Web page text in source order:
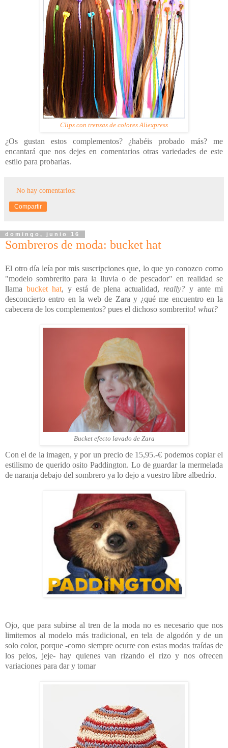
Clips con trenzas de colores Aliexpress
¿Os gustan estos complementos? ¿habéis probado más? me
encantará que nos dejes en comentarios otras variedades de este
estilo para probarlas.
No hay comentarios:
Compartir
domingo, junio 16
Sombreros de moda: bucket hat
El otro día leía por mis suscripciones que, lo que yo conozco como
"modelo sombrerito para la lluvia o de pescador" en realidad se
llama bucket hat, y está de plena actualidad, really?y ante mi
desconcierto entro en la web de Zara y ¿qué me encuentro en la
cabecera de los complementos? pues el dichoso sombrerito! what?
Bucket efecto lavado de Zara
Con el de la imagen, y por un precio de 15,95.-€ podemos copiar el
estilismo de querido osito Paddington. Lo de guardar la mermelada
de naranja debajo del sombrero ya lo dejo a vuestro libre albedrío.
Ojo, que para subirse al tren de la moda no es necesario que nos
limitemos al modelo más tradicional, en tela de algodón y de un
solo color, porque -como siempre ocurre con estas modas traídas de
los pelos, jeje- hay quienes van rizando el rizo y nos ofrecen
variaciones para dar y tomar